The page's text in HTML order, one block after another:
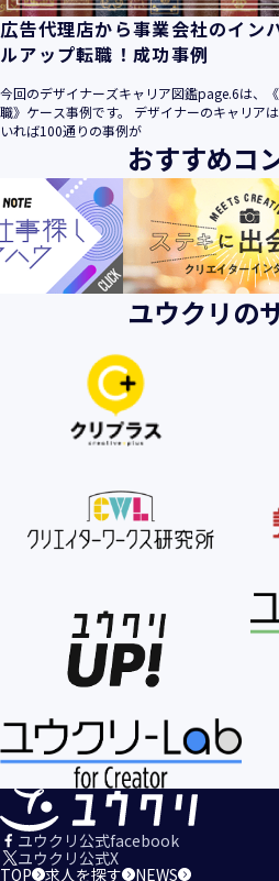
当社は、以下の方法により、個人
ます。
当社サービスにおいて、自ら入力
取得・収集させていただきます。
・電子メール、郵便、書面、電話
させていただく方法
当社に対し、電子メール、郵便
て、ご提供いただいた個人情報を
いただきます。
・当社等へアクセスされた際に
す。これらの情報には、利用され
話の種類、IPアドレスなどの情報
【個人情報の利用目的の公表】
当社は、個人情報を次の利用目的
第１項及びJISQ15001:2017の附
＜個人情報の利用目的＞
１．当社のサービスを提供するため
２．当社のサービスを安心・安
備のため
３．当社のサービスの運営・管理
４．当社のサービスに関するご案
５．当社、その他当社のサービス
積、改善、研究開発のため
６．当社がおすすめする商品・サ
信・送付するため
７．当社とお客様の間での必要な
８．当社のサービスに関する当社
「規約等」といいます。）に違反
広告代理店から事業会社のイン
ルアップ転職！成功事例
今回のデザイナーズキャリア図鑑page.6は、
職》ケース事例です。 デザイナーのキャリア
いれば100通りの事例が
おすすめコ
ユウクリの
ユウクリ公式facebook
ユウクリ公式X
TOP 求人を探す NEWS